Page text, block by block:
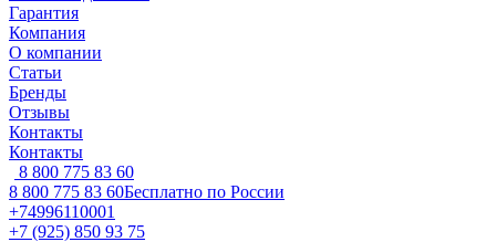
Гарантия
Компания
О компании
Статьи
Бренды
Отзывы
Контакты
Контакты
8 800 775 83 60
8 800 775 83 60Бесплатно по России
+74996110001
+7 (925) 850 93 75